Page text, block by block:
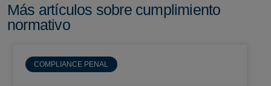
Más artículos sobre cumplimiento
normativo
COMPLIANCE PENAL